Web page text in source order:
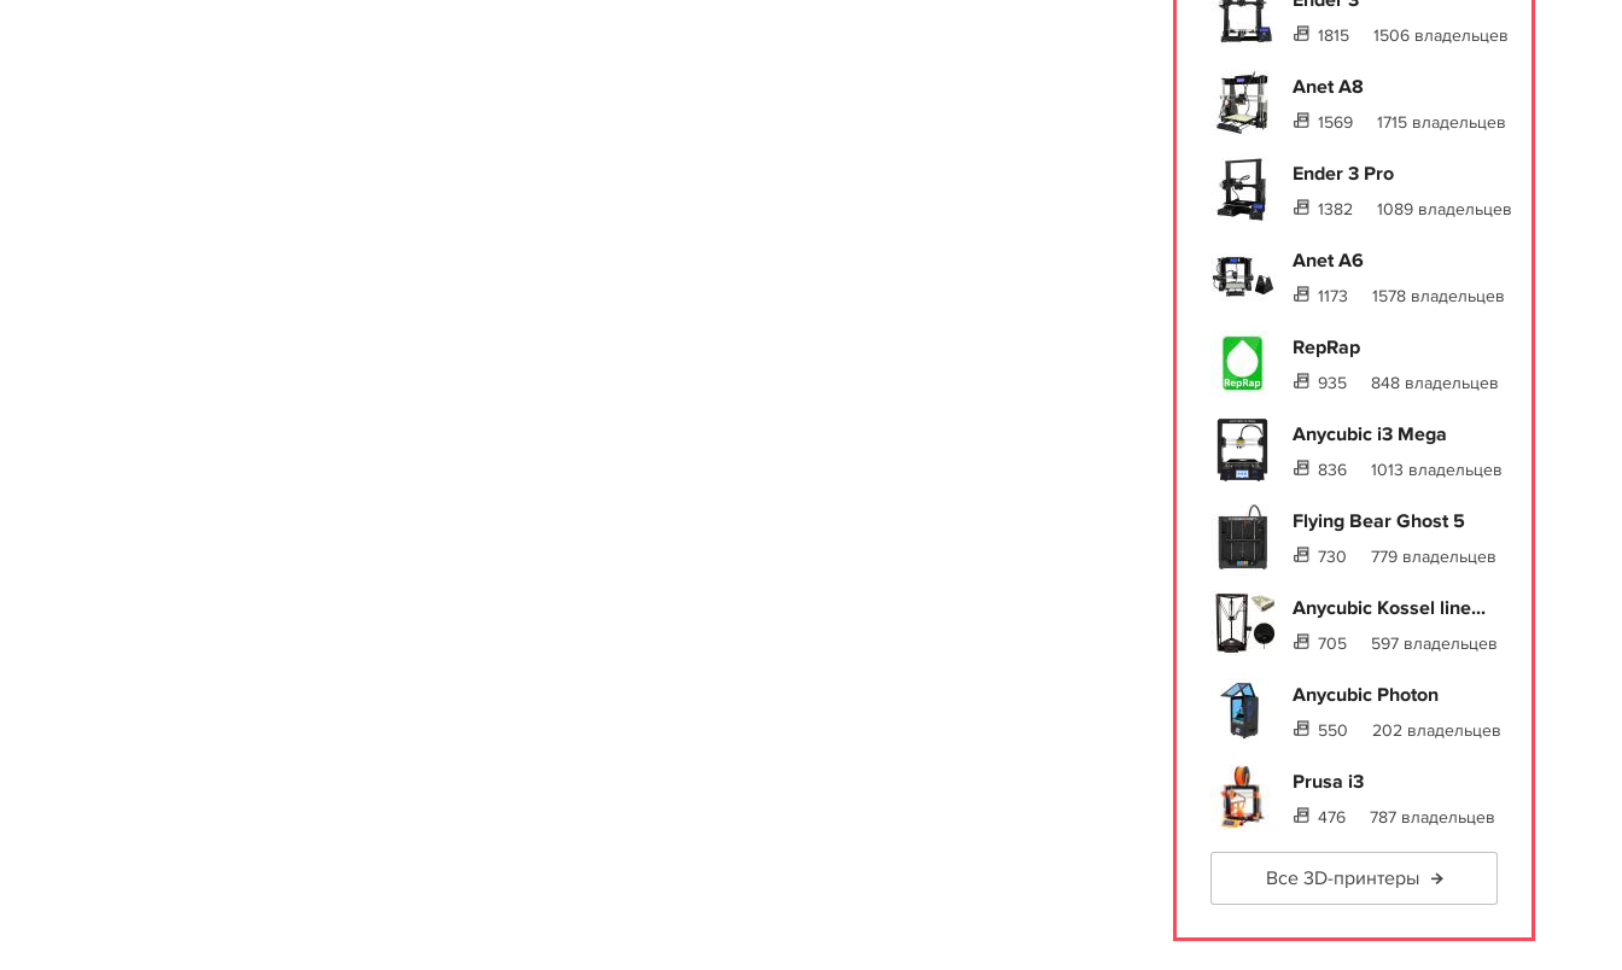
1815 1506 владельцев
Anet A8
1569 1715 владельцев
Ender 3 Pro
1382 1089 владельцев
Anet A6
1173 1578 владельцев
RepRap
935 848 владельцев
Anycubic i3 Mega
836 1013 владельцев
Flying Bear Ghost 5
730 779 владельцев
Anycubic Kossel line...
705 597 владельцев
Anycubic Photon
550 202 владельцев
Prusa i3
476 787 владельцев
Все 3D-принтеры